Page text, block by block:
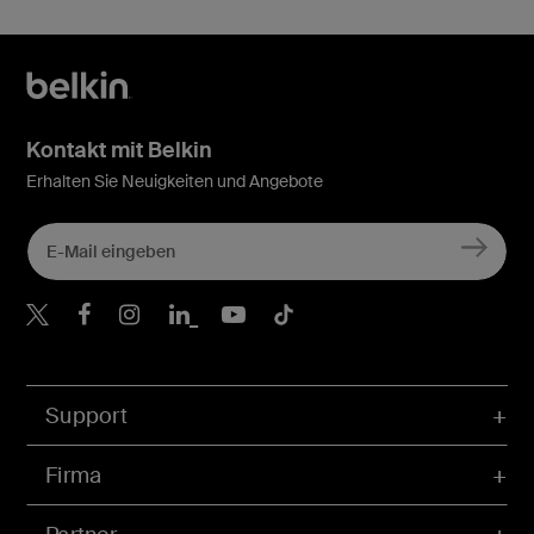
Support
Firma
Kontakt mit Belkin
Erhalten Sie Neuigkeiten und Angebote
Belkin Twitter
Belkin Facebook
Belkin Instagram
Belkin LinkedIn
Belkin Youtube
Belkin TikTok